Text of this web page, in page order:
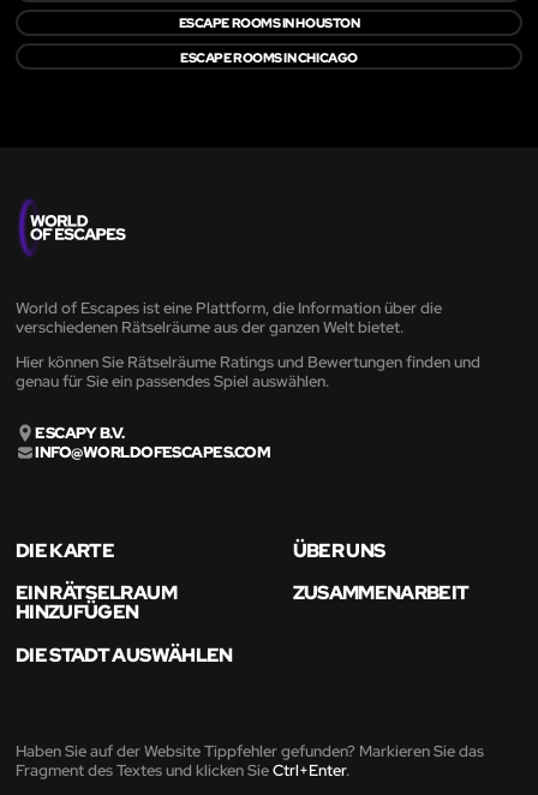
ESCAPE ROOMS IN HOUSTON
ESCAPE ROOMS IN CHICAGO
World of Escapes ist eine Plattform, die Information über die
verschiedenen Rätselräume aus der ganzen Welt bietet.
Hier können Sie Rätselräume Ratings und Bewertungen finden und
genau für Sie ein passendes Spiel auswählen.
ESCAPY B.V.
INFO@WORLDOFESCAPES.COM
DIE KARTE
ÜBER UNS
EIN RÄTSELRAUM
HINZUFÜGEN
ZUSAMMENARBEIT
DIE STADT AUSWÄHLEN
Haben Sie auf der Website Tippfehler gefunden? Markieren Sie das
Fragment des Textes und klicken SieCtrl+Enter.